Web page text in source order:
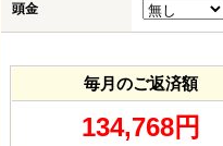
頭金
毎月のご返済額
134,768円